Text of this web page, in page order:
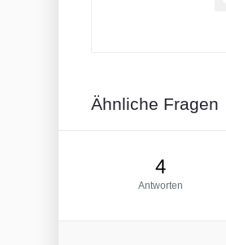
Ähnliche Fragen
4
Antworten